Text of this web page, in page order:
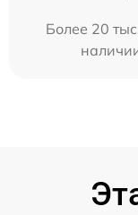
Более 20